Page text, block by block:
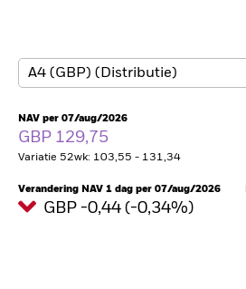
NAV per 07/aug/2026
GBP 129,75
Variatie 52wk: 103,55 - 131,34
Verandering NAV 1 dag per 07/aug/2026
GBP -0,44 (-0,34%)